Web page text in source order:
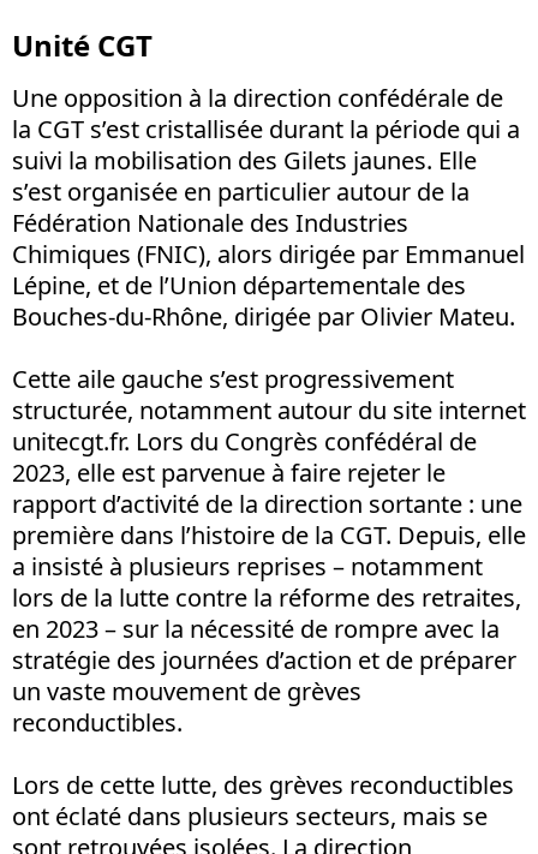
Unité CGT
Une opposition à la direction confédérale de
la CGT s’est cristallisée durant la période qui a
suivi la mobilisation des Gilets jaunes. Elle
s’est organisée en particulier autour de la
Fédération Nationale des Industries
Chimiques (FNIC), alors dirigée par Emmanuel
Lépine, et de l’Union départementale des
Bouches-du-Rhône, dirigée par Olivier Mateu.
Cette aile gauche s’est progressivement
structurée, notamment autour du site internet
unitecgt.fr. Lors du Congrès confédéral de
2023, elle est parvenue à faire rejeter le
rapport d’activité de la direction sortante : une
première dans l’histoire de la CGT. Depuis, elle
a insisté à plusieurs reprises – notamment
lors de la lutte contre la réforme des retraites,
en 2023 – sur la nécessité de rompre avec la
stratégie des journées d’action et de préparer
un vaste mouvement de grèves
reconductibles.
Lors de cette lutte, des grèves reconductibles
ont éclaté dans plusieurs secteurs, mais se
sont retrouvées isolées. La direction